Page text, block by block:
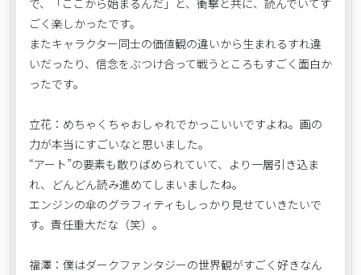
ごく楽しかったです。
またキャラクター同士の価値観の違いから生まれるすれ違
いだったり、信念をぶつけ合って戦うところもすごく面白か
ったです。
立花：めちゃくちゃおしゃれでかっこいいですよね。画の
力が本当にすごいなと思いました。
“アート”の要素も散りばめられていて、より一層引き込ま
れ、どんどん読み進めてしまいましたね。
エンジンの傘のグラフィティもしっかり見せていきたいで
す。責任重大だな（笑）。
福澤：僕はダークファンタジーの世界観がすごく好きなん